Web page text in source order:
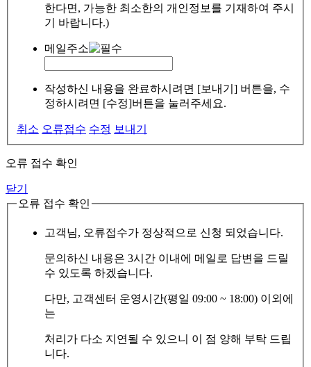
한다면, 가능한 최소한의 개인정보를 기재하여 주시
기 바랍니다.)
메일주소
작성하신 내용을 완료하시려면 [보내기] 버튼을, 수
정하시려면 [수정]버튼을 눌러주세요.
취소 오류접수 수정 보내기
오류 접수 확인
닫기
오류 접수 확인
고객님, 오류접수가 정상적으로 신청 되었습니다.
문의하신 내용은 3시간 이내에 메일로 답변을 드릴
수 있도록 하겠습니다.
다만, 고객센터 운영시간(평일 09:00 ~ 18:00) 이외에
는
처리가 다소 지연될 수 있으니 이 점 양해 부탁 드립
니다.